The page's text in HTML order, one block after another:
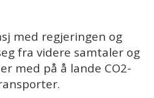
med regjeringen og
fra videre samtaler og
med på å lande CO2-